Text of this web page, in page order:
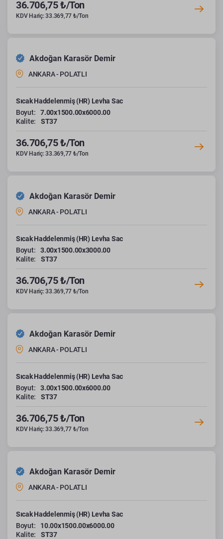
36.706,75 ₺/Ton
KDV Hariç: 33.369,77 ₺/Ton
Akdoğan Karasör Demir
ANKARA - POLATLI
Sıcak Haddelenmiş (HR) Levha Sac
Boyut:
7.00x1500.00x6000.00
Kalite:
ST37
36.706,75 ₺/Ton
KDV Hariç: 33.369,77 ₺/Ton
Akdoğan Karasör Demir
ANKARA - POLATLI
Sıcak Haddelenmiş (HR) Levha Sac
Boyut:
3.00x1500.00x3000.00
Kalite:
ST37
36.706,75 ₺/Ton
KDV Hariç: 33.369,77 ₺/Ton
Akdoğan Karasör Demir
ANKARA - POLATLI
Sıcak Haddelenmiş (HR) Levha Sac
Boyut:
3.00x1500.00x6000.00
Kalite:
ST37
36.706,75 ₺/Ton
KDV Hariç: 33.369,77 ₺/Ton
Akdoğan Karasör Demir
ANKARA - POLATLI
Sıcak Haddelenmiş (HR) Levha Sac
Boyut:
10.00x1500.00x6000.00
Kalite:
ST37